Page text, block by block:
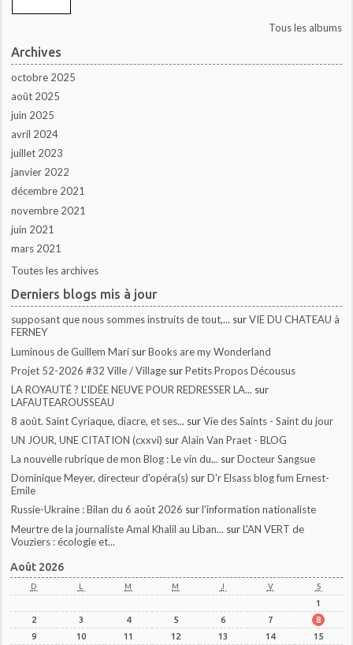
Tous les albums
Archives
octobre 2025
août 2025
juin 2025
avril 2024
juillet 2023
janvier 2022
décembre 2021
novembre 2021
juin 2021
mars 2021
Toutes les archives
Derniers blogs mis à jour
supposant que nous sommes instruits de tout,... surVIE DU CHATEAU à
FERNEY
Luminous de Guillem Marí surBooks are my Wonderland
Projet 52-2026 #32 Ville / Village surPetits Propos Décousus
LA ROYAUTÉ ? L'IDÉE NEUVE POUR REDRESSER LA... sur
LAFAUTEAROUSSEAU
8 août. Saint Cyriaque, diacre, et ses... surVie des Saints - Saint du jour
UN JOUR, UNE CITATION (cxxvi) surAlain Van Praet - BLOG
La nouvelle rubrique de mon Blog : Le vin du... surDocteur Sangsue
Dominique Meyer, directeur d'opéra(s) surD'r Elsass blog fum Ernest-
Emile
Russie-Ukraine : Bilan du 6 août 2026 surl'information nationaliste
Meurtre de la journaliste Amal Khalil au Liban... surL'AN VERT de
Vouziers : écologie et...
Août 2026
D L M M J V S
1
2
3 4 5 6 7
8
9
10 11 12 13 14 15